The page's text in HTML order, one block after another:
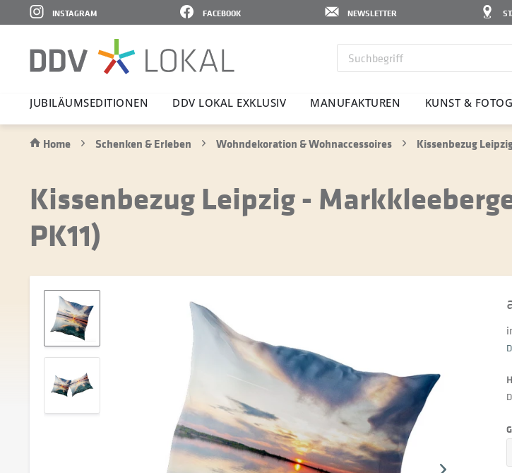
NEWSLETTER
FACEBOOK
INSTAGRAM
JUBI­LÄ­UMS­E­DI­TIONEN DDV LOKAL EXKLUSIV MANU­FAK­TUREN KUNST &
Home Schenken & Erleben Wohndekoration & Wohnaccessoires Kissenbezug
Kissenbezug Leipzig -
PK11)